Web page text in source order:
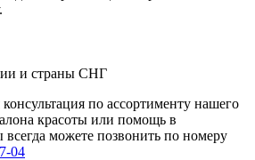
и страны СНГ
по ассортименту нашего
красоты или помощь в
можете позвонить по номеру
04